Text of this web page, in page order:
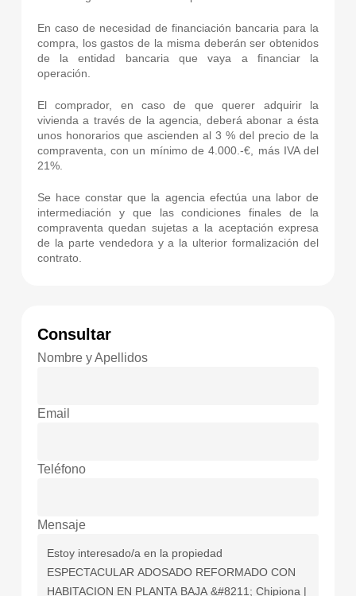
En caso de necesidad de financiación bancaria para la
compra, los gastos de la misma deberán ser obtenidos
de la entidad bancaria que vaya a financiar la
operación.
El comprador, en caso de que querer adquirir la
vivienda a través de la agencia, deberá abonar a ésta
unos honorarios que ascienden al 3 % del precio de la
compraventa, con un mínimo de 4.000.-€, más IVA del
21%.
Se hace constar que la agencia efectúa una labor de
intermediación y que las condiciones finales de la
compraventa quedan sujetas a la aceptación expresa
de la parte vendedora y a la ulterior formalización del
contrato.
Consultar
Nombre y Apellidos
Email
Teléfono
Mensaje